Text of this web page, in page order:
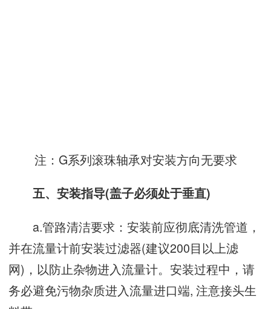
注：G系列滚珠轴承对安装方向无要求
五、安装指导(盖子必须处于垂直)
a.管路清洁要求：安装前应彻底清洗管道，
并在流量计前安装过滤器(建议200目以上滤
网)，以防止杂物进入流量计。安装过程中，请
务必避免污物杂质进入流量进口端, 注意接头生